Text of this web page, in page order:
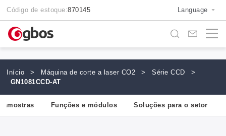
Código de estoque:870145 Language
Início > Máquina de corte a laser CO2 > Série CCD
>
GN1081CCD-AT
amostras Funções e módulos Soluções para o setor